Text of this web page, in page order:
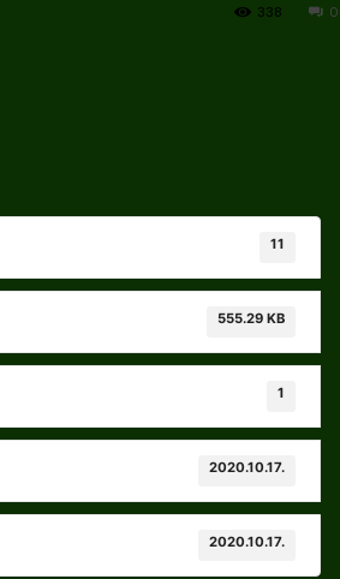
0
338
11
555.29 KB
1
2020.10.17.
2020.10.17.